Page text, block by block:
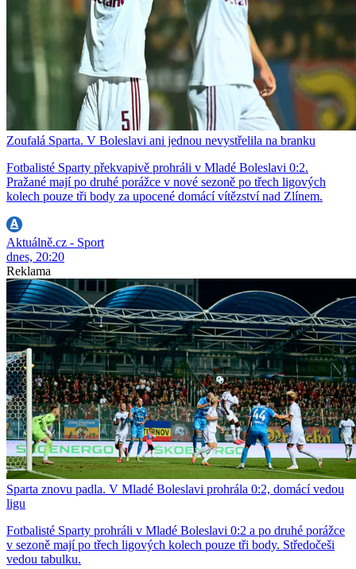
Zoufalá Sparta. V Boleslavi ani jednou nevystřelila na branku
Fotbalisté Sparty překvapivě prohráli v Mladé Boleslavi 0:2.
Pražané mají po druhé porážce v nové sezoně po třech ligových
kolech pouze tři body za upocené domácí vítězství nad Zlínem.
Aktuálně.cz - Sport
dnes, 20:20
Reklama
Sparta znovu padla. V Mladé Boleslavi prohrála 0:2, domácí vedou
ligu
Fotbalisté Sparty prohráli v Mladé Boleslavi 0:2 a po druhé porážce
v sezoně mají po třech ligových kolech pouze tři body. Středočeši
vedou tabulku.